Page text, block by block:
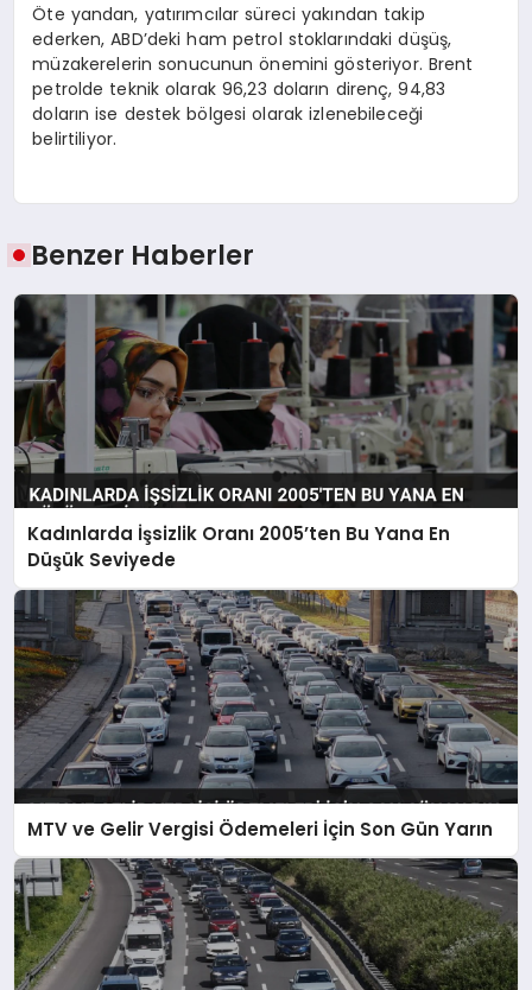
Öte yandan, yatırımcılar süreci yakından takip
ederken, ABD’deki ham petrol stoklarındaki düşüş,
müzakerelerin sonucunun önemini gösteriyor. Brent
petrolde teknik olarak 96,23 doların direnç, 94,83
doların ise destek bölgesi olarak izlenebileceği
belirtiliyor.
Benzer Haberler
Kadınlarda İşsizlik Oranı 2005’ten Bu Yana En
Düşük Seviyede
MTV ve Gelir Vergisi Ödemeleri İçin Son Gün Yarın